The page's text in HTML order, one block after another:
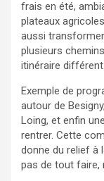
frais en été,
plateaux
aussi
plusieurs
itinéraire différent.
Exemple de
autour de
Loing, et enfin
rentrer. Cette
donne du relief à
pas de tout faire,